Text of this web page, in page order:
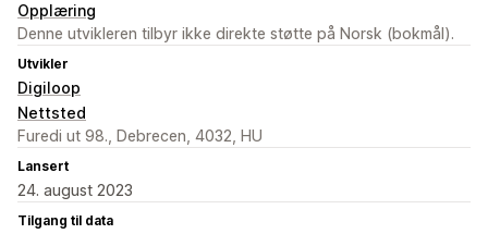
Opplæring
Denne utvikleren tilbyr ikke direkte støtte på Norsk (bokmål).
Utvikler
Digiloop
Nettsted
Furedi ut 98., Debrecen, 4032, HU
Lansert
24. august 2023
Tilgang til data